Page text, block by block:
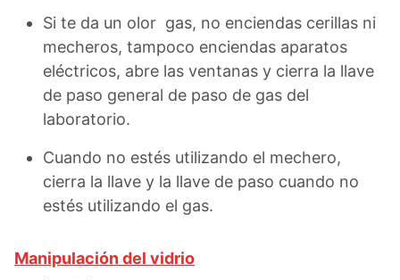
Si te da un olor gas, no enciendas cerillas ni
mecheros, tampoco enciendas aparatos
eléctricos, abre las ventanas y cierra la llave
de paso general de paso de gas del
laboratorio.
Cuando no estés utilizando el mechero,
cierra la llave y la llave de paso cuando no
estés utilizando el gas.
Manipulación del vidrio